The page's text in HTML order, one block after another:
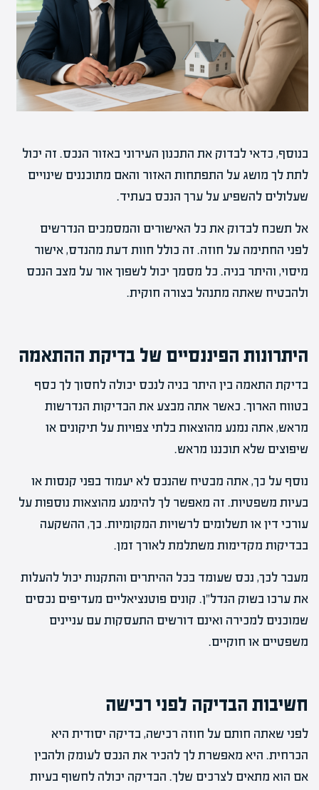
בנוסף, כדאי לבדוק את התכנון העירוני באזור הנכס. זה יכול
לתת לך מושג על התפתחות האזור והאם מתוכננים שינויים
שעלולים להשפיע על ערך הנכס בעתיד.
אל תשכח לבדוק את כל האישורים והמסמכים הנדרשים
לפני החתימה על חוזה. זה כולל חוות דעת מהנדס, אישור
מיסוי, והיתר בניה. כל מסמך יכול לשפוך אור על מצב הנכס
ולהבטיח שאתה מתנהל בצורה חוקית.
היתרונות הפיננסיים של בדיקת ההתאמה
בדיקת התאמה בין היתר בניה לנכס יכולה לחסוך לך כסף
בטווח הארוך. כאשר אתה מבצע את הבדיקות הנדרשות
מראש, אתה נמנע מהוצאות בלתי צפויות על תיקונים או
שיפוצים שלא תוכננו מראש.
נוסף על כך, אתה מבטיח שהנכס לא יעמוד בפני קנסות או
בעיות משפטיות. זה מאפשר לך להימנע מהוצאות נוספות על
עורכי דין או תשלומים לרשויות המקומיות. כך, ההשקעה
בבדיקות מקדימות משתלמת לאורך זמן.
מעבר לכך, נכס שעומד בכל ההיתרים והתקנות יכול להעלות
את ערכו בשוק הנדל"ן. קונים פוטנציאליים מעדיפים נכסים
שמוכנים למכירה ואינם דורשים התעסקות עם עניינים
משפטיים או חוקיים.
חשיבות הבדיקה לפני רכישה
לפני שאתה חותם על חוזה רכישה, בדיקה יסודית היא
הכרחית. היא מאפשרת לך להכיר את הנכס לעומק ולהבין
אם הוא מתאים לצרכים שלך. הבדיקה יכולה לחשוף בעיות